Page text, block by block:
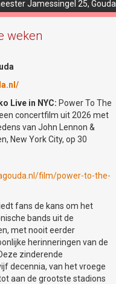
van de Volksuniversiteit
anderhalf uur les in
besteed aan de
jouw vooropleiding en de
gestart. Van jou wordt
leren en dat je bereid bent
3 uur per week thuis moet
redelijke kennis van de
omtrent titels e.d. staat bij
boeken te kopen waar het
gebruik wilt maken
Jamessingel 25, Gouda
weken
Live in NYC: Power To The
concertfilm uit 2026 met
van John Lennon &
New York City, op 30
film/power-to-the-
fans de kans om het
bands uit de
met nooit eerder
herinneringen van de
zinderende
decennia, van het vroege
aan de grootste stadions